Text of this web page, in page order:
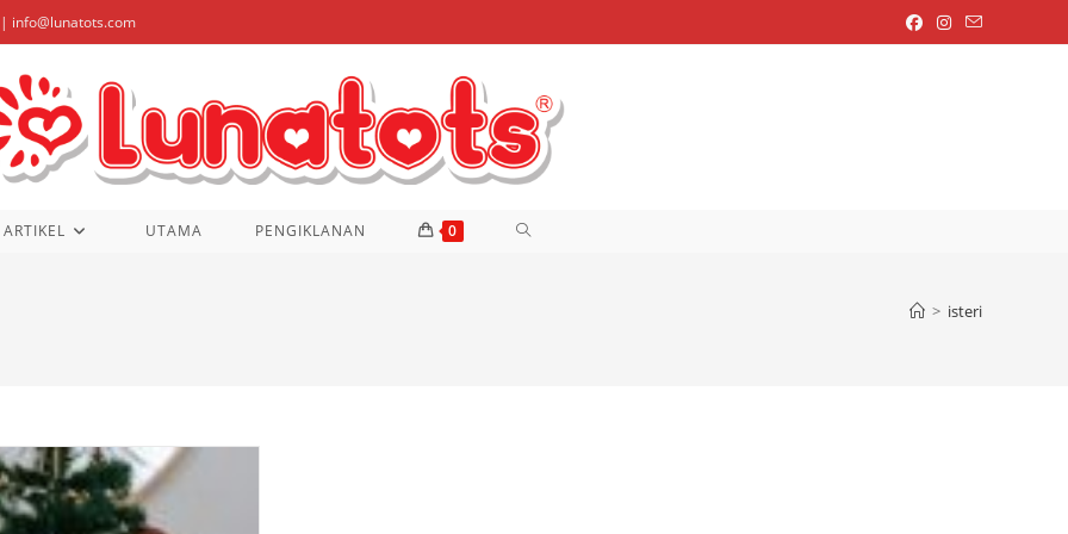
info@lunatots.com
ARTIKEL UTAMA PENGIKLANAN 0
TOGGLE
> isteri